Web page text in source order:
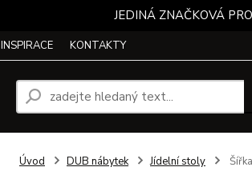
JEDINÁ ZNAČKOVÁ
INSPIRACE KONTAKTY
Úvod DUB nábytek Jídelní stoly